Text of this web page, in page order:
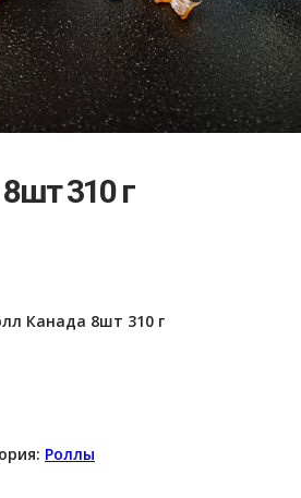
310 г
Канада 8шт 310 г
Роллы